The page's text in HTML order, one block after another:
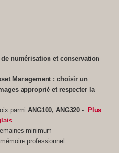
de numérisation et conservation
Management : choisir un
approprié et respecter la
parmiANG100, ANG320 -
Plus
minimum
professionnel